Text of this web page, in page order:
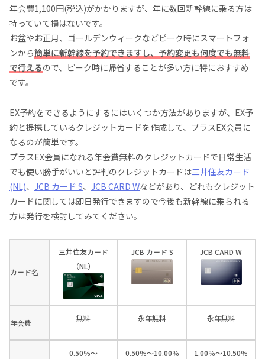
年会費1,100円(税込)がかかりますが、年に数回新幹線に乗る方は
持っていて損はないです。
お盆やお正月、ゴールデンウィークなどピーク時にスマートフォ
ンから簡単に新幹線を予約できますし、予約変更も何度でも無料
で行えるので、ピーク時に帰省することが多い方に特におすすめ
です。
EX予約をできるようにするにはいくつか方法がありますが、EX予
約と提携しているクレジットカードを作成して、プラスEX会員に
なるのが簡単です。
プラスEX会員になれる年会費無料のクレジットカードで日常生活
でも使い勝手がいいと評判のクレジットカードは三井住友カード
(NL)、 JCB カード S、 JCB CARD Wなどがあり、どれもクレジット
カードに関しては即日発行できますので今後も新幹線に乗られる
方は発行を検討してみてください。
カード名
三井住友カード
（NL）
JCB カード S JCB CARD W
年会費 無料 永年無料 永年無料
0.50％～
0.50％～10.00％
1.00％～10.50％